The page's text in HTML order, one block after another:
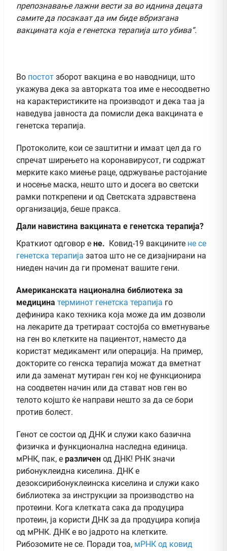
препознавање лажни вести за во иднина децата
самите да посакаат да им биде вбризгана
вакцината која е генетска терапија што убива“.
Во постот зборот вакцина е во наводници, што
укажува дека за авторката тоа име е несоодветно
на карактеристиките на производот и дека таа ја
наведува јавноста да помисли дека вакцината е
генетска терапија.
Протоколите, кои се заштитни и имаат цел да го
спречат ширењето на коронавирусот, ги содржат
мерките како миење раце, одржување растојание
и носење маска, нешто што и досега во светски
рамки поткрепени и од Светската здравствена
организација, беше пракса.
Дали навистина вакцината е генетска терапија?
Краткиот одговор е не. Ковид-19 вакцините не се
генетска терапија затоа што не се дизајнирани на
ниеден начин да ги променат вашите гени.
Американската национална библиотека за
медицина терминот генетска терапија го
дефинира како техника која може да им дозволи
на лекарите да третираат состојба со вметнување
на ген во клетките на пациентот, наместо да
користат медикамент или операција. На пример,
докторите со генска терапија можат да вметнат
или да заменат мутиран ген кој не функционира
на соодветен начин или да стават нов ген во
телото којшто ќе направи нешто за да се бори
против болест.
Генот се состои од ДНК и служи како базична
физичка и функционална наследна единица.
мРНК, пак, е различен од ДНК! РНК значи
рибонуклеидна киселина. ДНК е
дезоксирибонуклеинска киселина и служи како
библиотека за инструкции за производство на
протеини. Кога клетката сака да продуцира
протеин, ја користи ДНК за да продуцира копија
од мРНК. ДНК е во јадрото на клетките.
Рибозомите не се. Поради тоа, мРНК од ковид